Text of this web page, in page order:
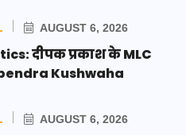
AUGUST 6, 2026
दीपक प्रकाश के MLC
Kushwaha
AUGUST 6, 2026